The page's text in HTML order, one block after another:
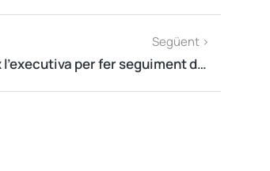
Següent >
L'AMI reuneix l'executiva per fer seguiment de la crisi sanitària en els ajuntaments